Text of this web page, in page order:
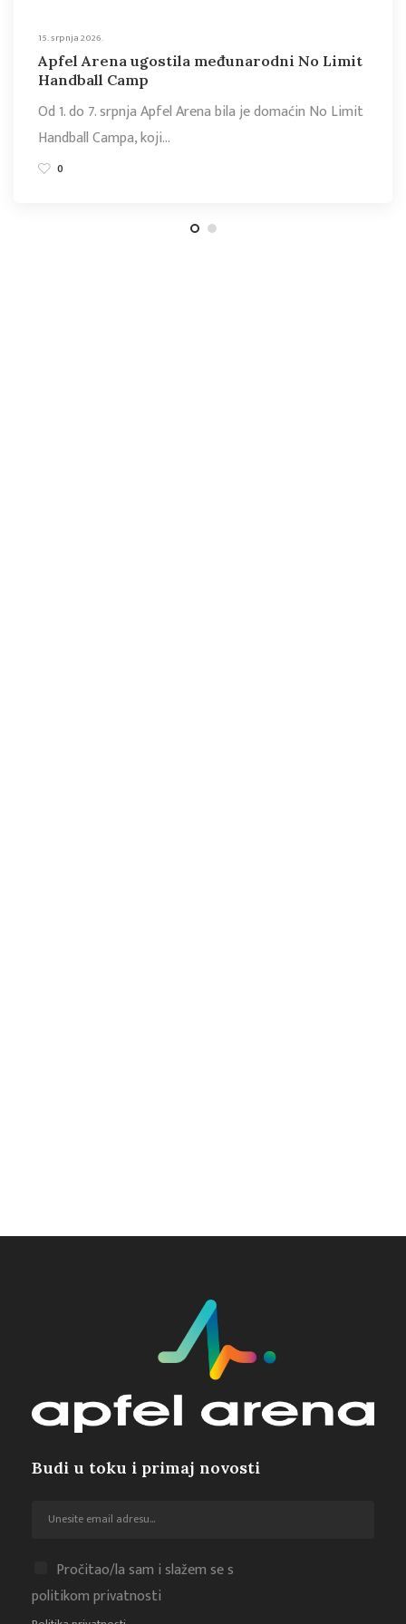
15. srpnja 2026.
Apfel Arena ugostila međunarodni No Limit
Handball Camp
Od 1. do 7. srpnja Apfel Arena bila je domaćin No Limit
Handball Campa, koji…
0
Budi u toku i primaj novosti
Pročitao/la sam i slažem se s
politikom privatnosti